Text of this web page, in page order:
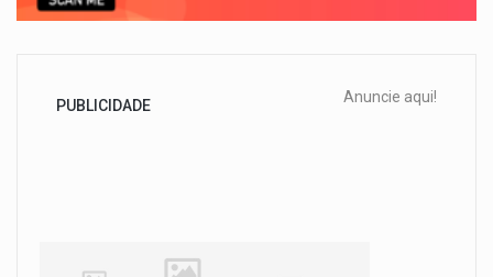
PUBLICIDADE Anuncie aqui!